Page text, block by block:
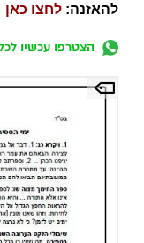
להאזנה: לחצו כאן
הצטרפו עכשיו